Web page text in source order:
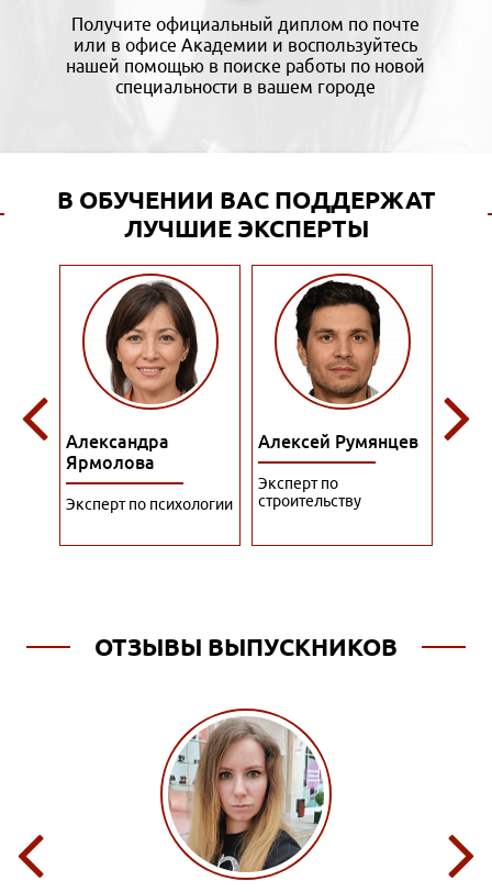
Получите официальный диплом по почте
или в офисе Академии и воспользуйтесь
нашей помощью в поиске работы по новой
специальности в вашем городе
В ОБУЧЕНИИ ВАС ПОДДЕРЖАТ
ЛУЧШИЕ ЭКСПЕРТЫ
Алексей Румянцев
Эксперт по
строительству
Алина Куприянова
Преподаватель по
гостиничному бизнесу
ОТЗЫВЫ ВЫПУСКНИКОВ